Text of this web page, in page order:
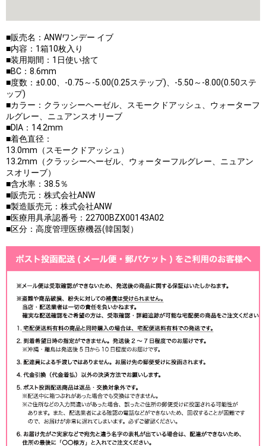
■販売名：ANWワンデー イブ
■内容：1箱10枚入り
■装用期間：1日使い捨て
■BC：8.6mm
■度数：±0.00、-0.75～-5.00(0.25ステップ)、-5.50～-8.00(0.50ステ
ップ)
■カラー：クラッシーヘーゼル、スモークドアッシュ、ウォーターフ
ルグレー、ニュアンスオリーブ
■DIA：14.2mm
■着色直径：
13.0mm（スモークドアッシュ）
13.2mm（クラッシーヘーゼル、ウォーターフルグレー、ニュアン
スオリーブ）
■含水率：38.5％
■販売元：株式会社ANW
■製造販売元：株式会社ANW
■医療用具承認番号：22700BZX00143A02
■区分：高度管理医療機器(韓国製）